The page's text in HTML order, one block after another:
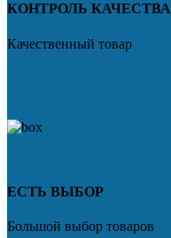
КОНТРОЛЬ КАЧЕСТВА
Качественный товар
ЕСТЬ ВЫБОР
Большой выбор товаров